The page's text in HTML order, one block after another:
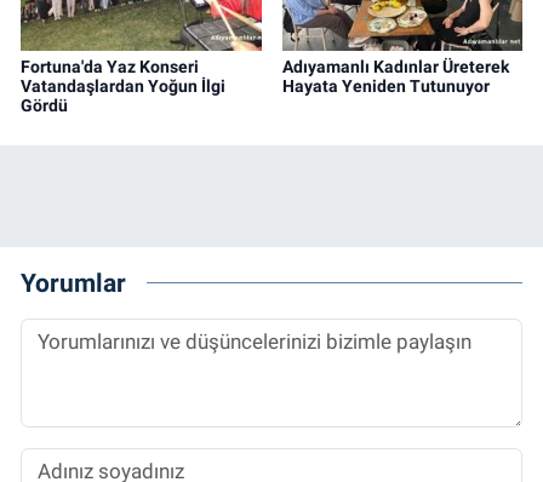
Fortuna'da Yaz Konseri
Vatandaşlardan Yoğun İlgi
Gördü
Adıyamanlı Kadınlar Üreterek
Hayata Yeniden Tutunuyor
Yorumlar